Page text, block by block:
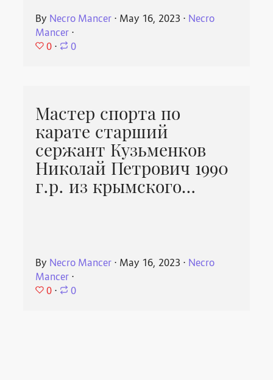
By Necro Mancer ⋅ May 16, 2023 ⋅ Necro
Mancer ⋅
0 ⋅ 0
Мастер спорта по
карате старший
сержант Кузьменков
Николай Петрович 1990
г.р. из крымского…
By Necro Mancer ⋅ May 16, 2023 ⋅ Necro
Mancer ⋅
0 ⋅ 0